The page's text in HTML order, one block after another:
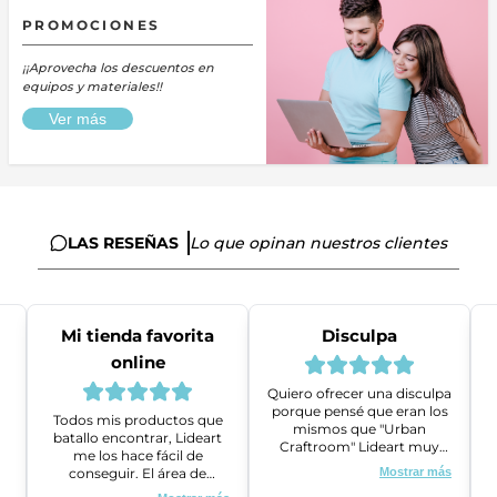
PROMOCIONES
¡¡Aprovecha los descuentos en
equipos y materiales!!
Ver más
LAS RESEÑAS Lo que opinan nuestros clientes
Mi tienda favorita
online
Todos mis productos que
batallo encontrar, Lideart
me los hace fácil de
conseguir. El área de
ventas es super amable y
Disculpa
Quiero ofrecer una disculpa
porque pensé que eran los
mismos que "Urban
Craftroom" Lideart muy
amables me ayudaron a
gestionar un problema que
Mostrar más